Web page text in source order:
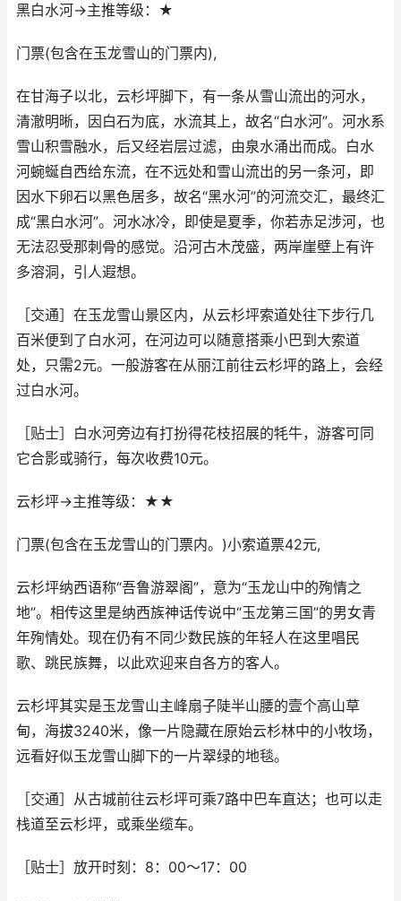
黑白水河→主推等级：★
门票(包含在玉龙雪山的门票内),
在甘海子以北，云杉坪脚下，有一条从雪山流出的河水，
清澈明晰，因白石为底，水流其上，故名“白水河”。河水系
雪山积雪融水，后又经岩层过滤，由泉水涌出而成。白水
河蜿蜒自西给东流，在不远处和雪山流出的另一条河，即
因水下卵石以黑色居多，故名“黑水河”的河流交汇，最终汇
成“黑白水河”。河水冰冷，即使是夏季，你若赤足涉河，也
无法忍受那刺骨的感觉。沿河古木茂盛，两岸崖壁上有许
多溶洞，引人遐想。
［交通］在玉龙雪山景区内，从云杉坪索道处往下步行几
百米便到了白水河，在河边可以随意搭乘小巴到大索道
处，只需2元。一般游客在从丽江前往云杉坪的路上，会经
过白水河。
［贴士］白水河旁边有打扮得花枝招展的牦牛，游客可同
它合影或骑行，每次收费10元。
云杉坪→主推等级：★★
门票(包含在玉龙雪山的门票内。)小索道票42元,
云杉坪纳西语称“吾鲁游翠阁”，意为“玉龙山中的殉情之
地”。相传这里是纳西族神话传说中“玉龙第三国”的男女青
年殉情处。现在仍有不同少数民族的年轻人在这里唱民
歌、跳民族舞，以此欢迎来自各方的客人。
云杉坪其实是玉龙雪山主峰扇子陡半山腰的壹个高山草
甸，海拔3240米，像一片隐藏在原始云杉林中的小牧场，
远看好似玉龙雪山脚下的一片翠绿的地毯。
［交通］从古城前往云杉坪可乘7路中巴车直达；也可以走
栈道至云杉坪，或乘坐缆车。
［贴士］放开时刻：8：00～17：00